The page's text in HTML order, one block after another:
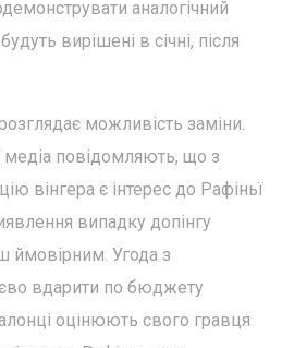
аналогічний
вирішені в січні, після
можливість заміни.
медіа повідомляють, що з
вінгера є інтерес до Рафіньї
випадку допінгу
ймовірним. Угода з
вдарити по бюджету
оцінюють свого гравця